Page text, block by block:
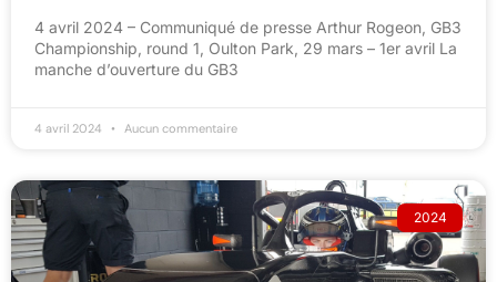
4 avril 2024 – Communiqué de presse Arthur Rogeon, GB3
Championship, round 1, Oulton Park, 29 mars – 1er avril La
manche d’ouverture du GB3
4 avril 2024 Aucun commentaire
2024